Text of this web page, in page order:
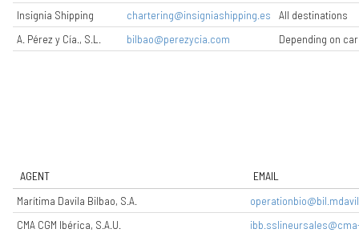
Insignia Shipping
chartering@insigniashipping.es
All destinations
A. Pérez y Cía., S.L.
bilbao@perezycia.com Depending on
AGENT
EMAIL
Marítima Davila Bilbao, S.A.
CMA CGM Ibérica, S.A.U.